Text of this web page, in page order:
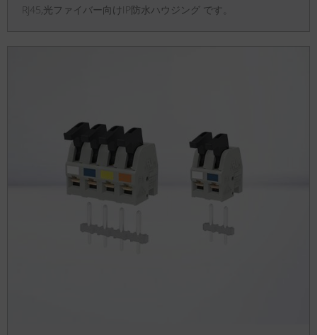
RJ45,光ファイバー向けIP防水ハウジング です。